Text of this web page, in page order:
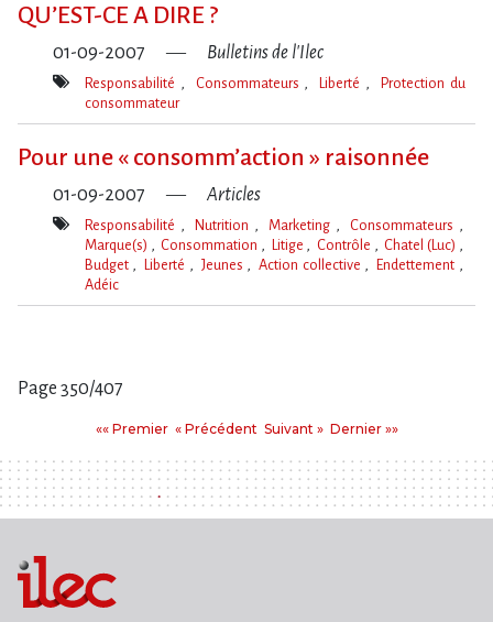
QU’EST-CE A DIRE ?
01-09-2007 Bulletins de l'Ilec
Mot(s)-
Responsabilité Consommateurs Liberté
Protection du
consommateur
Pour une « consomm’action » raisonnée
01-09-2007 Articles
Mot(s)-
Responsabilité Nutrition Marketing
Consommateurs
Marque(s)
Consommation Litige Contrôle
Chatel (Luc)
Budget
Liberté Jeunes Action collective
Endettement
Adéic
Page 350/407
«« PremierPremier
« PrécédentPrécédent
Suivant
Suivant » Dernier
Dernier »»